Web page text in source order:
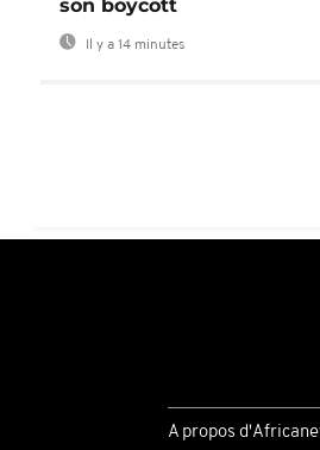
son boycott
Il y a 14 minutes
A propos